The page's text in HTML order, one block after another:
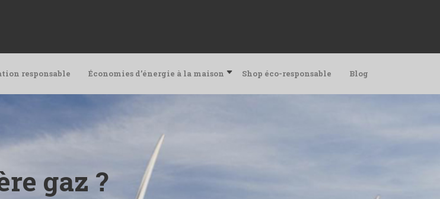
responsable Économies d’énergie à la maison Shop éco-responsable Blog
gaz ?